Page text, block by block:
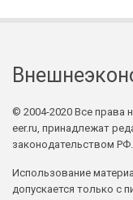
© 2004-2020 Все права
eer.ru, принадлежат
законодательством РФ.
Использование
допускается только с